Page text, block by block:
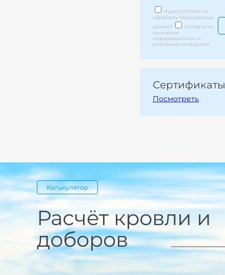
Я даю согласие на
обработку персональных
данных*
Согласие на
получение
информационных и
рекламных сообщений
Сертификаты
Посмотреть
Калькулятор
Расчёт кровли и
доборов